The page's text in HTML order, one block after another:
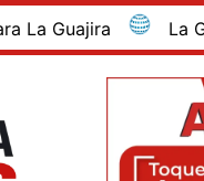
La Guajira fue